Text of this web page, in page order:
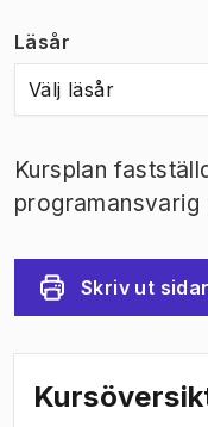
Läsår
Välj läsår
Kursplan
Skriv ut